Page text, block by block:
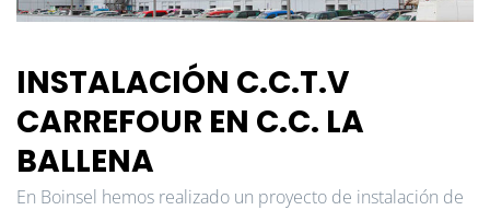
INSTALACIÓN C.C.T.V
CARREFOUR EN C.C. LA
BALLENA
En Boinsel hemos realizado un proyecto de instalación de